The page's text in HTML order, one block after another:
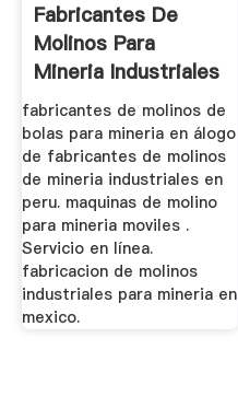
Fabricantes De
Molinos Para
Mineria Industriales
En Peru
fabricantes de molinos de
bolas para mineria en álogo
de fabricantes de molinos
de mineria industriales en
peru. maquinas de molino
para mineria moviles .
Servicio en línea.
fabricacion de molinos
industriales para mineria en
mexico.